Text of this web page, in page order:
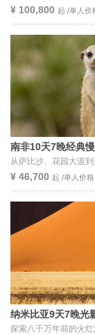
¥ 100,800 起 /单人价
南非10天7晚经典
从萨比沙、花园大道
¥ 46,700 起 /单人价格
纳米比亚9天7晚
探索八千万年前的火